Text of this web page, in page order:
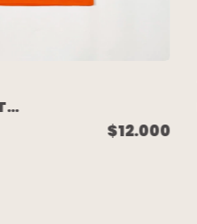
$12.000